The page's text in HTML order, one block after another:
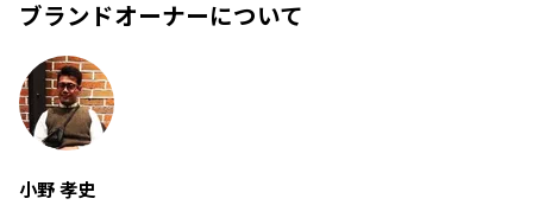
ブランドオーナーについて
小野 孝史